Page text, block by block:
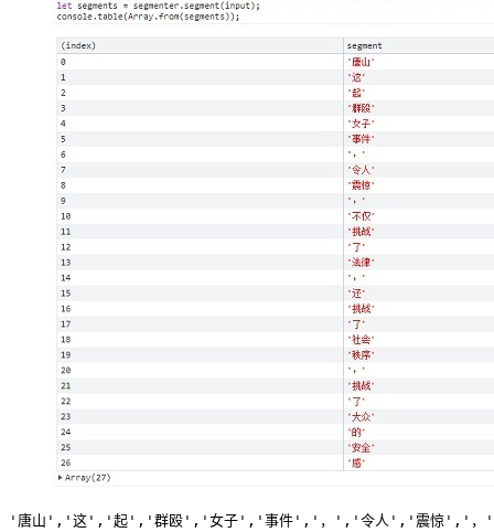
'唐山','这','起','群殴','女子','事件','，','令人','震惊','